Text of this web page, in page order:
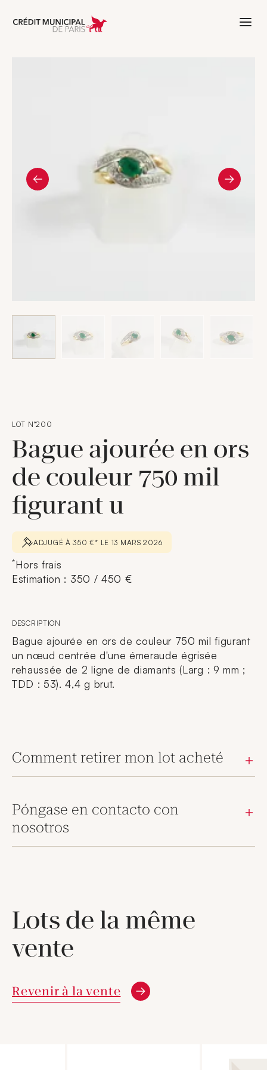
Aller à l'accueil de Crédit Municipal
LOT N°200
Bague ajourée en ors
de couleur 750 mil
figurant u
ADJUGÉ À 350 €* LE 13 MARS 2026
*Hors frais
Estimation : 350 / 450 €
DESCRIPTION
Bague ajourée en ors de couleur 750 mil figurant
un nœud centrée d'une émeraude égrisée
rehaussée de 2 ligne de diamants (Larg : 9 mm ;
TDD : 53). 4,4 g brut.
Comment retirer mon lot acheté
Póngase en contacto con
nosotros
Lots de la même
vente
Revenir à la vente